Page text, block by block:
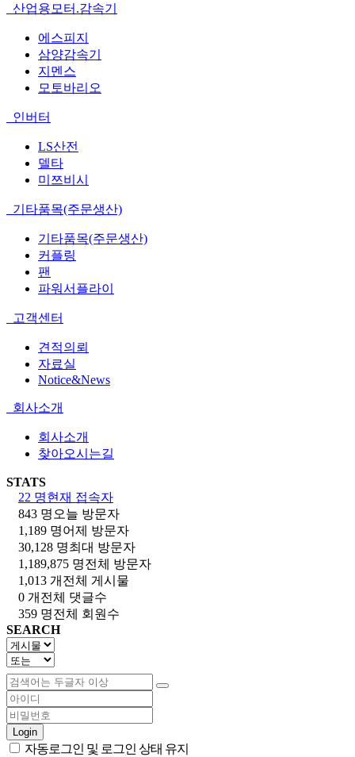
산업용모터.감속기
에스피지
삼양감속기
지멘스
모토바리오
인버터
LS산전
델타
미쯔비시
기타품목(주문생산)
기타품목(주문생산)
커플링
팬
파워서플라이
고객센터
견적의뢰
자료실
Notice&News
회사소개
회사소개
찾아오시는길
STATS
22 명현재 접속자
843 명 오늘 방문자
1,189 명어제 방문자
30,128 명최대 방문자
1,189,875 명전체 방문자
1,013 개 전체 게시물
0 개 전체 댓글수
359 명전체 회원수
SEARCH
Login
자동로그인 및 로그인 상태 유지